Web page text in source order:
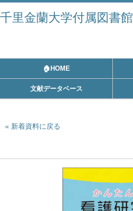
千里金蘭大学付属図書館
🏠HOME
文献データベース
新着資料に戻る